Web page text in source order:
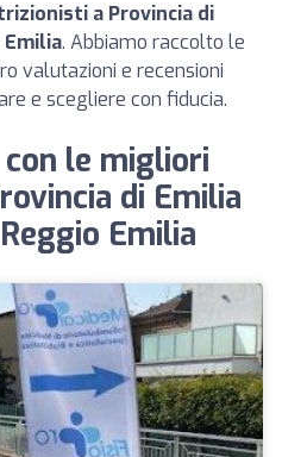
a Provincia di
Emilia. Abbiamo raccolto le
valutazioni e recensioni
e scegliere con fiducia.
le migliori
di Emilia
Emilia